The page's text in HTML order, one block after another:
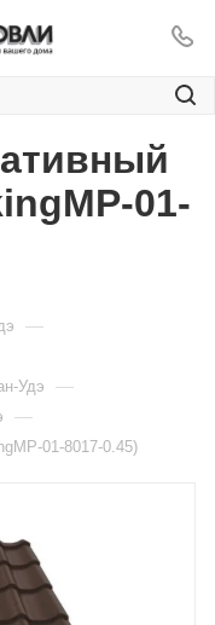
01-
—
Удэ —
—
01-8017-0.45)